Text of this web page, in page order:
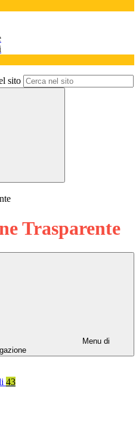
sito
Trasparente
Menu di
43